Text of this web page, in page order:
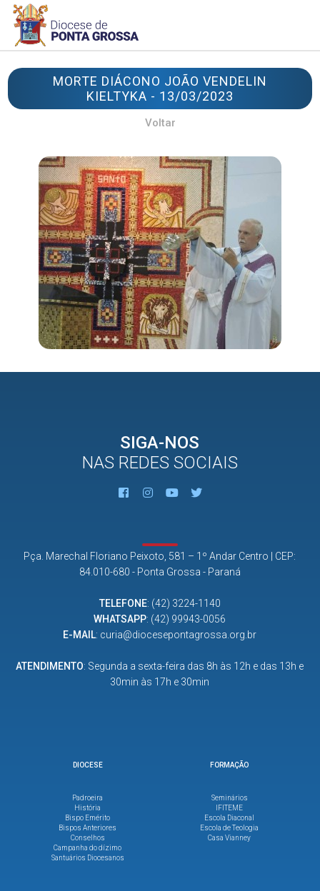
MORTE DIÁCONO JOÃO VENDELIN
KIELTYKA - 13/03/2023
Voltar
SIGA-NOS
NAS REDES SOCIAIS
Pça. Marechal Floriano Peixoto, 581 – 1º Andar Centro | CEP:
84.010-680 - Ponta Grossa - Paraná
TELEFONE: (42) 3224-1140
WHATSAPP: (42) 99943-0056
E-MAIL: curia@diocesepontagrossa.org.br
ATENDIMENTO: Segunda a sexta-feira das 8h às 12h e das 13h e
30min às 17h e 30min
DIOCESE
Padroeira
História
Bispo Emérito
Bispos Anteriores
Conselhos
Campanha do dízimo
Santuários Diocesanos
FORMAÇÃO
Seminários
IFITEME
Escola Diaconal
Escola de Teologia
Casa Vianney